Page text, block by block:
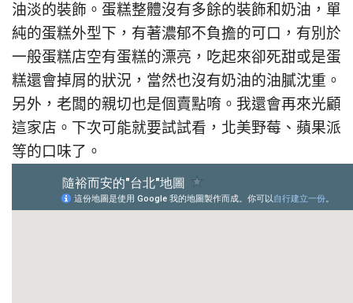
油淡的裝飾。蛋糕整體沒有多餘的裝飾和奶油，單
純的蛋糕外型下，有著濃郁不負擔的可口，有別於
一般蛋糕店空有蛋糕的漂亮，吃起來卻死甜或是蛋
糕還會掉屑的狀況，當然也沒有奶油的油膩沈重。
另外，老闆的親切也是個賣點唷。我還會再來光顧
這家店。下次可能就要試試看，北美野莓、蘋果派
等的口味了。